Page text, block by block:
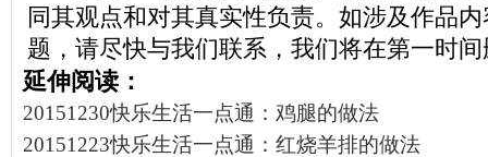
同其观点和对其真实性负责。如涉及作品
题，请尽快与我们联系，我们将在第一时
延伸阅读：
20151230快乐生活一点通：鸡腿的做法
20151223快乐生活一点通：红烧羊排的做法